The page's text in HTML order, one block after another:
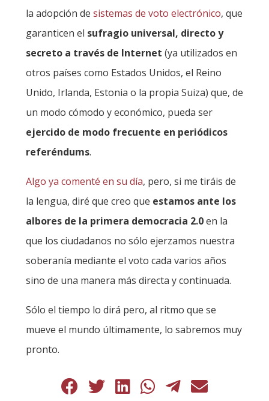
la adopción de sistemas de voto electrónico, que
garanticen el sufragio universal, directo y
secreto a través de Internet (ya utilizados en
otros países como Estados Unidos, el Reino
Unido, Irlanda, Estonia o la propia Suiza) que, de
un modo cómodo y económico, pueda ser
ejercido de modo frecuente en periódicos
referéndums.
Algo ya comenté en su día, pero, si me tiráis de
la lengua, diré que creo que estamos ante los
albores de la primera democracia 2.0en la
que los ciudadanos no sólo ejerzamos nuestra
soberanía mediante el voto cada varios años
sino de una manera más directa y continuada.
Sólo el tiempo lo dirá pero, al ritmo que se
mueve el mundo últimamente, lo sabremos muy
pronto.